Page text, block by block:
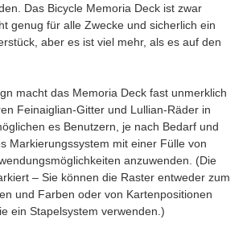
Das Bicycle Memoria Deck ist zwar
genug für alle Zwecke und sicherlich ein
aber es ist viel mehr, als es auf den
macht das Memoria Deck fast unmerklich
Feinaiglian-Gitter und Lullian-Räder in
es Benutzern, je nach Bedarf und
Markierungssystem mit einer Fülle von
anzuwenden. (Die
– Sie können die Raster entweder zum
und Farben oder von Kartenpositionen
ein Stapelsystem verwenden.)